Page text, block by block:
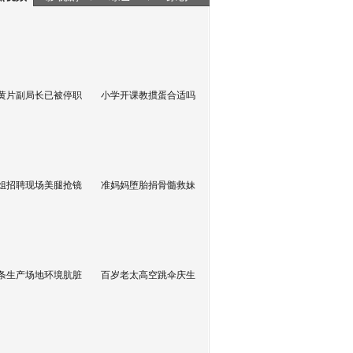
片副局长已被停职 小学开课教掼蛋合适吗
招聘现场美腿抢镜 准妈妈堕胎捐骨髓救妹
生产场地环境肮脏 百岁老太高空跳伞庆生